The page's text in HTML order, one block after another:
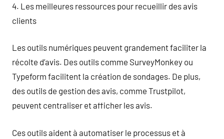
4. Les meilleures ressources pour recueillir des avis
clients
Les outils numériques peuvent grandement faciliter la
récolte d’avis. Des outils comme SurveyMonkey ou
Typeform facilitent la création de sondages. De plus,
des outils de gestion des avis, comme Trustpilot,
peuvent centraliser et afficher les avis.
Ces outils aident à automatiser le processus et à